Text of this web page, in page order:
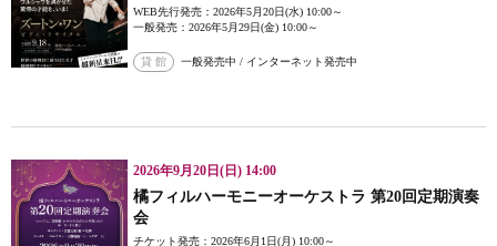
WEB先行発売：2026年5月20日(水) 10:00～
一般発売：2026年5月29日(金) 10:00～
貸 館 一般発売中 / インターネット発売中
2026年9月20日(日) 14:00
橘フィルハーモニーオーケストラ 第20回定期演奏
会
チケット発売：2026年6月1日(月) 10:00～